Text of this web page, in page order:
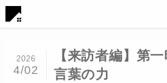
【来訪者編】第
言葉の力
2026
4/02